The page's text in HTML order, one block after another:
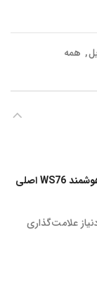
, همه
اولین کسی باشید که دیدگاهی می نویسد “ساعت هوشمند WS76 اصلی
علامت‌گذاری